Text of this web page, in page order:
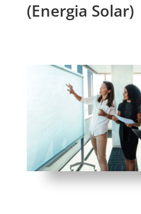
(Energia Solar)